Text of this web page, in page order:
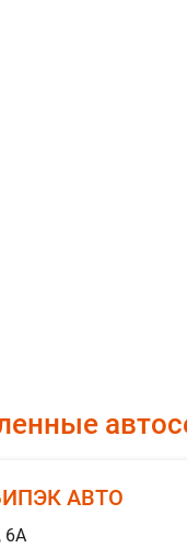
АВТО
6А